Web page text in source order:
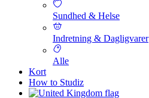
Sundhed & Helse
Indretning & Dagligvarer
Alle
Kort
How to Studiz